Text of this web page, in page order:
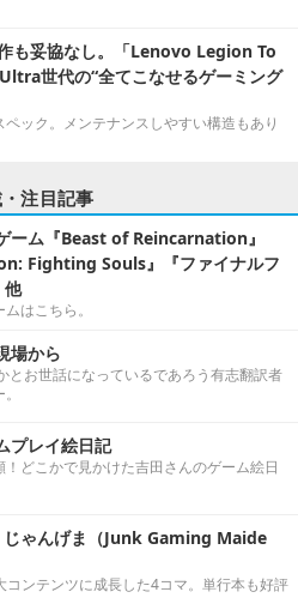
も妥協なし。「Lenovo Legion To
世代の“全てこなせるゲーミング
ック。メンテナンスしやすい構造もあり
注目記事
ーム『Beast of Reincarnation』
Fighting Souls』『ファイナルフ
他
はこちら。
場から
とお世話になっているであろう有志翻訳者
プレイ絵日記
！どこかで見かけた吉田さんのゲーム絵日
じゃんげま（Junk Gaming Maide
ンテンツに成長した4コマ。単行本も好評